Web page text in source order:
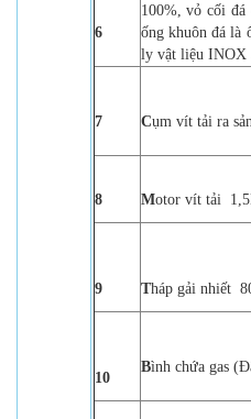
6
100%, vỏ cối đá
ống khuôn đá là
ly vật liệu INOX
7 Cụm vít tải ra
8 Motor vít tải
9 Tháp gải nhiết
10
Bình chứa gas